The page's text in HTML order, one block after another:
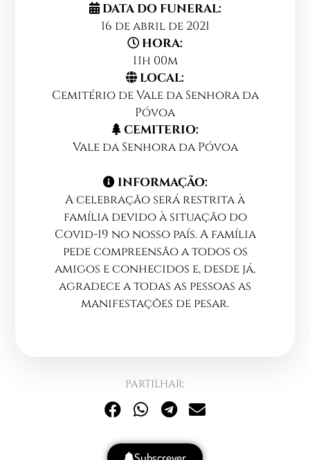
DATA DO FUNERAL:
16 de abril de 2021
HORA:
11h 00m
LOCAL:
Cemitério de Vale da Senhora da
Póvoa
CEMITERIO:
Vale da Senhora da Póvoa
INFORMAÇÃO:
A celebração será restrita à
família devido à situação do
Covid-19 no nosso país. A família
pede compreensão a todos os
amigos e conhecidos e, desde já,
agradece a todas as pessoas as
manifestações de pesar.
PARTILHAR: